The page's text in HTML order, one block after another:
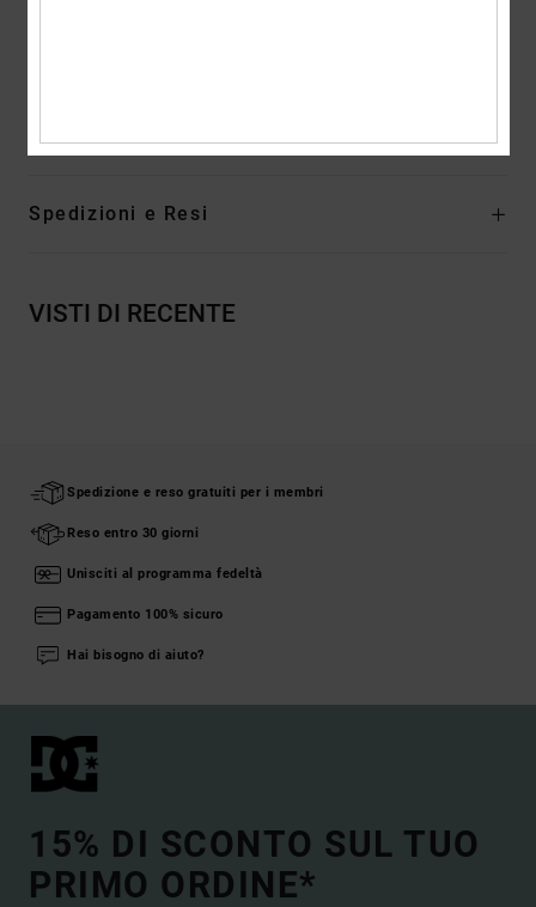
Spedizioni e Resi
VISTI DI RECENTE
Spedizione e reso gratuiti per i membri
Reso entro 30 giorni
Unisciti al programma fedeltà
Pagamento 100% sicuro
Hai bisogno di aiuto?
15% DI SCONTO SUL TUO
PRIMO ORDINE*